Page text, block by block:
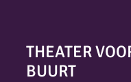
THEATER
BUURT